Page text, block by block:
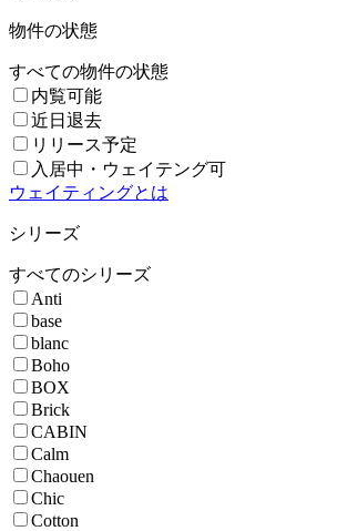
物件の状態
すべての物件の状態
内覧可能
近日退去
リリース予定
入居中・ウェイテング可
ウェイティングとは
シリーズ
すべてのシリーズ
Anti
base
blanc
Boho
BOX
Brick
CABIN
Calm
Chaouen
Chic
Cotton